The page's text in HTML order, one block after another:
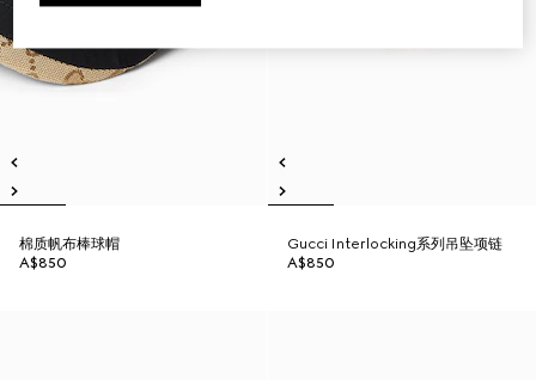
棉质帆布棒球帽
A$850
Gucci Interlocking系列吊坠项链
A$850